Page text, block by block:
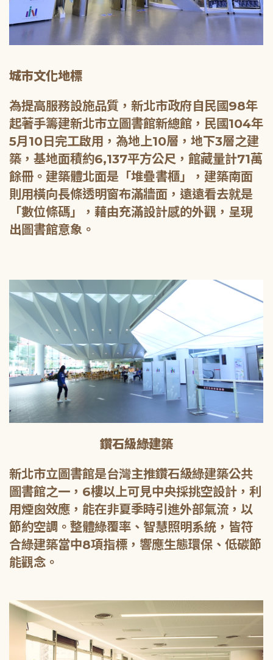
城市文化地標
為提高服務設施品質，新北市政府自民國98年
起著手籌建新北市立圖書館新總館，民國104年
5月10日完工啟用，為地上10層，地下3層之建
築，基地面積約6,137平方公尺，館藏量計71萬
餘冊。建築體北面是「堆疊書櫃」，建築南面
則用橫向長條透明窗布滿牆面，遠遠看去就是
「數位條碼」，藉由充滿設計感的外觀，呈現
出圖書館意象。
鑽石級綠建築
新北市立圖書館是台灣主推鑽石級綠建築公共
圖書館之一，6樓以上可見中央採挑空設計，利
用煙囪效應，能在非夏季時引進外部氣流，以
節約空調。整體綠覆率、智慧照明系統，皆符
合綠建築當中8項指標，響應生態環保、低碳節
能觀念。